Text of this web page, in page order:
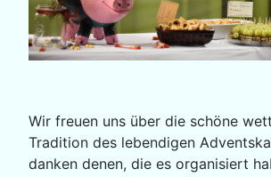
Wir freuen uns über die schöne
Tradition des lebendigen
danken denen, die es organisiert